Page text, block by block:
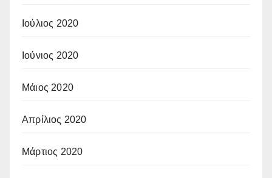
Ιούλιος 2020
Ιούνιος 2020
Μάιος 2020
Απρίλιος 2020
Μάρτιος 2020